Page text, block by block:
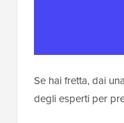
Se hai fretta, dai
degli esperti per